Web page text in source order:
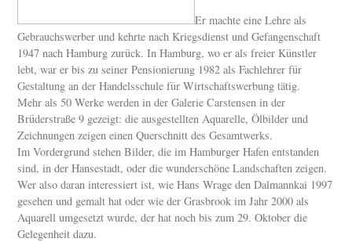
Er machte eine Lehre als
Gebrauchswerber und kehrte nach Kriegsdienst und Gefangenschaft
1947 nach Hamburg zurück. In Hamburg, wo er als freier Künstler
lebt, war er bis zu seiner Pensionierung 1982 als Fachlehrer für
Gestaltung an der Handelsschule für Wirtschaftswerbung tätig.
Mehr als 50 Werke werden in der Galerie Carstensen in der
Brüderstraße 9 gezeigt: die ausgestellten Aquarelle, Ölbilder und
Zeichnungen zeigen einen Querschnitt des Gesamtwerks.
Im Vordergrund stehen Bilder, die im Hamburger Hafen entstanden
sind, in der Hansestadt, oder die wunderschöne Landschaften zeigen.
Wer also daran interessiert ist, wie Hans Wrage den Dalmannkai 1997
gesehen und gemalt hat oder wie der Grasbrook im Jahr 2000 als
Aquarell umgesetzt wurde, der hat noch bis zum 29. Oktober die
Gelegenheit dazu.